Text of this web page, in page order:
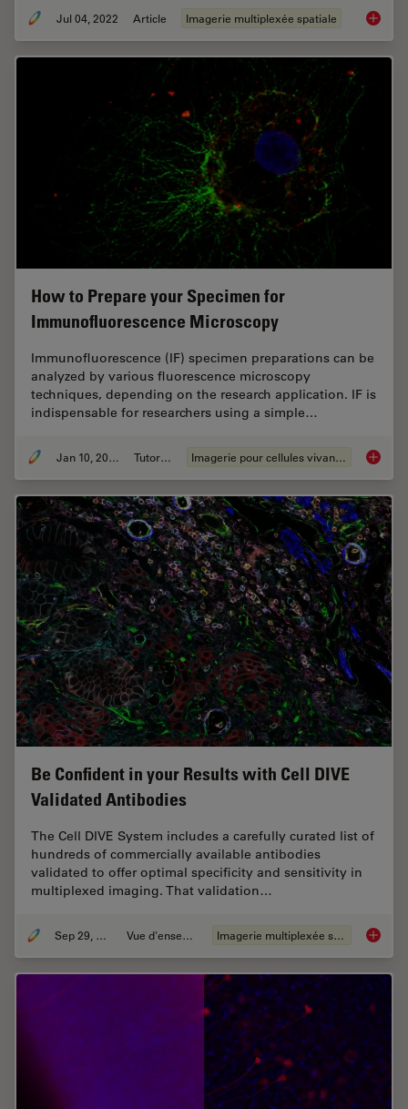
Jul 04, 2022 Article Imagerie multiplexée spatiale
How to Prepare your Specimen for
Immunofluorescence Microscopy
Immunofluorescence (IF) specimen preparations can be
analyzed by various fluorescence microscopy
techniques, depending on the research application. IF is
indispensable for researchers using a simple…
Jan 10, 2022 Tutoriel Imagerie pour cellules vivantes How to
Be Confident in your Results with Cell DIVE
Validated Antibodies
The Cell DIVE System includes a carefully curated list of
hundreds of commercially available antibodies
validated to offer optimal specificity and sensitivity in
multiplexed imaging. That validation…
Sep 29, 2021 Vue d'ensemble Imagerie multiplexée spatiale Be